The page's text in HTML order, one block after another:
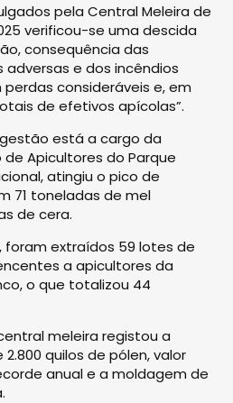
pela Central Meleira de
verificou-se uma descida
consequência das
e dos incêndios
consideráveis e, em
de efetivos apícolas”.
está a cargo da
Apicultores do Parque
atingiu o pico de
71 toneladas de mel
de cera.
foram extraídos 59 lotes de
a apicultores da
o que totalizou 44
meleira registou a
quilos de pólen, valor
anual e a moldagem de